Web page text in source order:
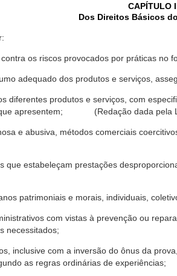
CAPÍTULO
Dos Direitos Básicos
os riscos provocados por práticas no
adequado dos produtos e serviços,
diferentes produtos e serviços, com
que apresentem; (Redação dada pela
e abusiva, métodos comerciais
que estabeleçam prestações
patrimoniais e morais, individuais,
com vistas à prevenção ou
necessitados;
inclusive com a inversão do ônus da
as regras ordinárias de experiências;